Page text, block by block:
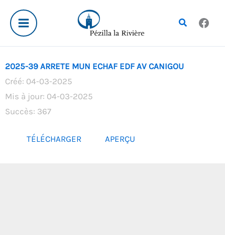
contenu
Rechercher
2025-39 ARRETE MUN ECHAF EDF AV CANIGOU
Créé: 04-03-2025
Mis à jour: 04-03-2025
Succès: 367
TÉLÉCHARGER APERÇU